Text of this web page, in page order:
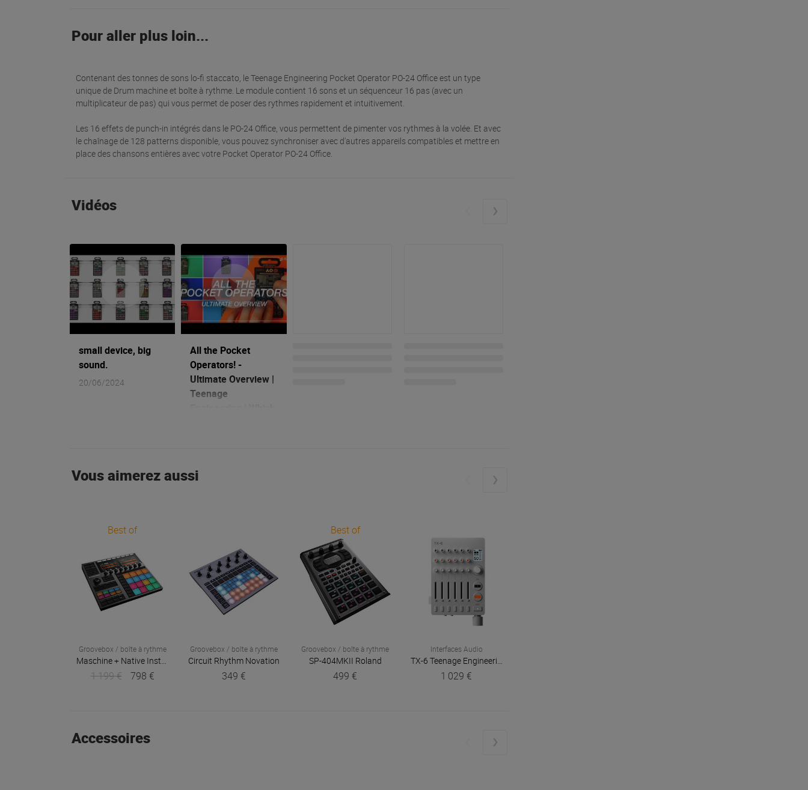
Pour aller plus loin...
Contenant des tonnes de sons lo-fi staccato, le Teenage Engineering Pocket Operator PO-24 Office est un type
unique de Drum machine et boîte à rythme. Le module contient 16 sons et un séquenceur 16 pas (avec un
multiplicateur de pas) qui vous permet de poser des rythmes rapidement et intuitivement.
Les 16 effets de punch-in intégrés dans le PO-24 Office, vous permettent de pimenter vos rythmes à la volée. Et avec
le chaînage de 128 patterns disponible, vous pouvez synchroniser avec d'autres appareils compatibles et mettre en
place des chansons entières avec votre Pocket Operator PO-24 Office.
Vidéos
small device, big
sound.
20/06/2024
All the Pocket
Operators! -
Ultimate Overview |
Teenage
Vous aimerez aussi
Best of
Groovebox / boîte à rythme
Maschine + Native Instruments
1 199 € 798 €
Groovebox / boîte à rythme
Circuit Rhythm Novation
349 €
Best of
Groovebox / boîte à rythme
SP-404MKII Roland
499 €
Interfaces Audio
TX-6 Teenage Engineering
1 029 €
Accessoires